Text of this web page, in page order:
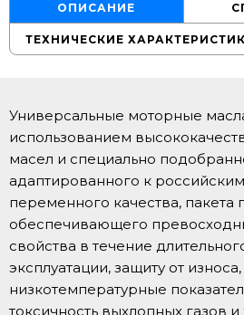
ОПИСАНИЕ
ТЕХНИЧЕСКИЕ
Универсальные моторные
использованием
масел и специально
адаптированного к
переменного качества, пакета
обеспечивающего
свойства в течение
эксплуатации, защиту от
низкотемпературные
токсичность выхлопных газов